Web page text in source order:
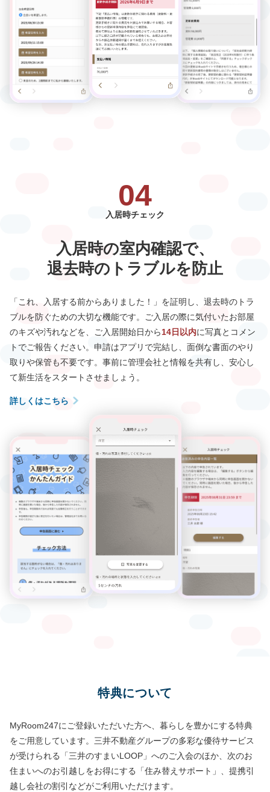
04
入居時チェック
入居時の室内確認で、
退去時のトラブルを防止
「これ、入居する前からありました！」を証明し、退去時のトラ
ブルを防ぐための大切な機能です。ご入居の際に気付いたお部屋
のキズや汚れなどを、ご入居開始日から14日以内に写真とコメン
トでご報告ください。 申請はアプリで完結し、面倒な書面のやり
取りや保管も不要です。 事前に管理会社と情報を共有し、安心し
て新生活をスタートさせましょう。
詳しくはこちら
特典について
MyRoom247にご登録いただいた方へ、暮らしを豊かにする特典
をご用意しています。 三井不動産グループの多彩な優待サービス
が受けられる「三井のすまいLOOP」へのご入会のほか、 次のお
住まいへのお引越しをお得にする「住み替えサポート」、提携引
越し会社の割引などがご利用いただけます。